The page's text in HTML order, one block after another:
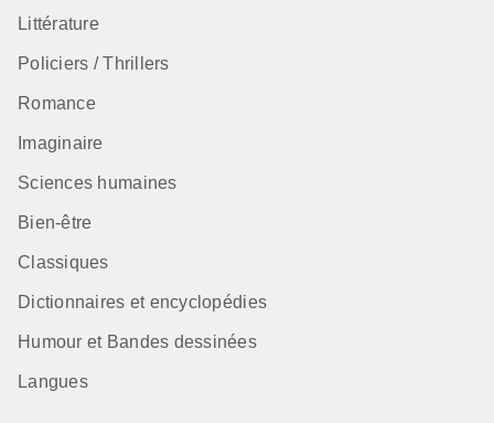
Littérature
Policiers / Thrillers
Romance
Imaginaire
Sciences humaines
Bien-être
Classiques
Dictionnaires et encyclopédies
Humour et Bandes dessinées
Langues